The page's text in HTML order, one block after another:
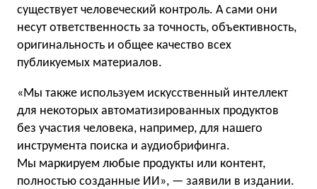
существует человеческий контроль. А сами они
несут ответственность за точность, объективность,
оригинальность и общее качество всех
публикуемых материалов.
«Мы также используем искусственный интеллект
для некоторых автоматизированных продуктов
без участия человека, например, для нашего
инструмента поиска и аудиобрифинга.
Мы маркируем любые продукты или контент,
полностью созданные ИИ», — заявили в издании.